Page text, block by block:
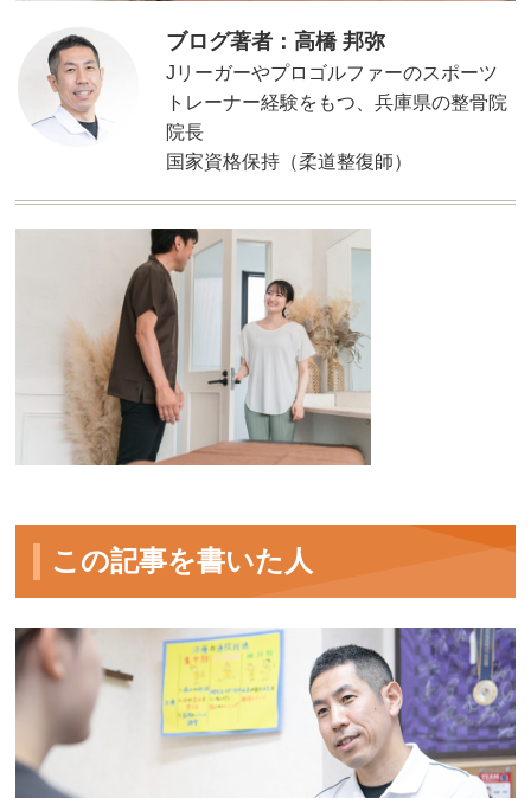
ブログ著者：高橋 邦弥
Jリーガーやプロゴルファーのスポーツ
トレーナー経験をもつ、兵庫県の整骨院
院長
国家資格保持（柔道整復師）
この記事を書いた人